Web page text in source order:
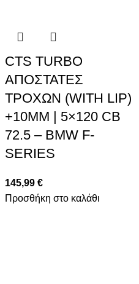
CTS TURBO
ΑΠΟΣΤΑΤΕΣ
ΤΡΟΧΩΝ (WITH LIP)
+10MM | 5×120 CB
72.5 – BMW F-
SERIES
145,99 €
Προσθήκη στο καλάθι